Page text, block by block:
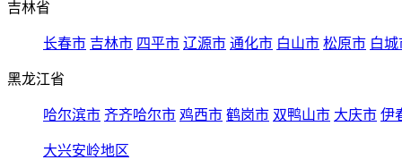
吉林省
长春市 吉林市 四平市 辽源市 通化市 白山市 松原市 白城
黑龙江省
哈尔滨市 齐齐哈尔市 鸡西市 鹤岗市 双鸭山市 大庆市 伊
大兴安岭地区